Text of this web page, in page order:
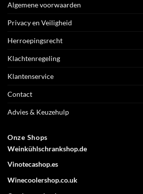
Algemene voorwaarden
Privacy en Veiligheid
Herroepingsrecht
Klachtenregeling
Klantenservice
Contact
Advies & Keuzehulp
Onze Shops
Weinkühlschrankshop.de
Vinotecashop.es
Winecoolershop.co.uk